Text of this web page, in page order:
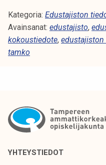
.
9
.
u
s
t
o
n
o
Kategoria: Edustajiston
Avainsanat: edustajisto,
kokoustiedote,
tamko
YHTEYSTIEDOT